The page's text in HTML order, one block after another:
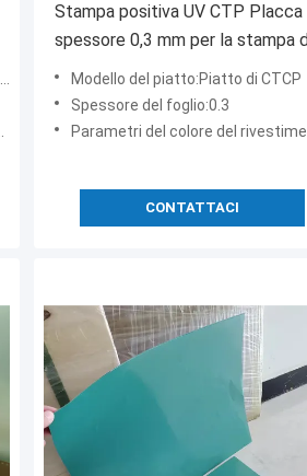
Stampa positiva UV CTP Placca
spessore 0,3 mm per la stampa
libriModello del piatto:Piatto di CTCP
Spessore del foglio:0.3
Parametri del colore del rivestimento:Rivestimento
CONTATTACI